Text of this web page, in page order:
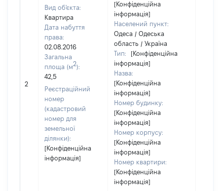
2
Вид об'єкта:
Квартира
Дата набуття
права:
02.08.2016
Загальна
площа (м2):
42,5
Реєстраційний
номер
(кадастровий
номер для
земельної
ділянки):
[Конфіденційна
інформація]
[Конфіденційна
інформація]
Населений пункт:
Одеса / Одеська
область / Україна
Тип:
[Конфіденційна
інформація]
Назва:
[Конфіденційна
інформація]
Номер будинку:
[Конфіденційна
інформація]
Номер корпусу:
[Конфіденційна
інформація]
Номер квартири:
[Конфіденційна
інформація]